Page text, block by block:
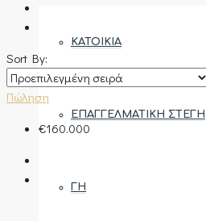
ΚΑΤΟΙΚΊΑ
ΕΠΑΓΓΕΛΜΑΤΙΚΉ ΣΤΈΓΗ
ΓΗ
Sort By:
Πώληση
€160.000